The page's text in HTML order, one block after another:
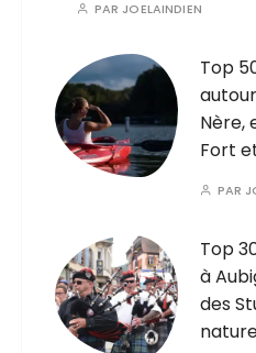
PAR JOELAINDIEN
Top
Nère,
Fort
PAR
Top
à
des